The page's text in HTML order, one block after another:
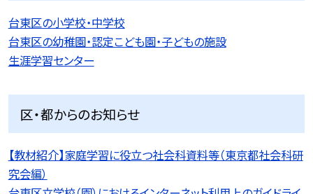
台東区の小学校・中学校
台東区の幼稚園・認定こども園・子どもの施設
生涯学習センター
区・都からのお知らせ
【教材紹介】家庭学習に役立つ社会科資料等（東京都社会科研
究会編）